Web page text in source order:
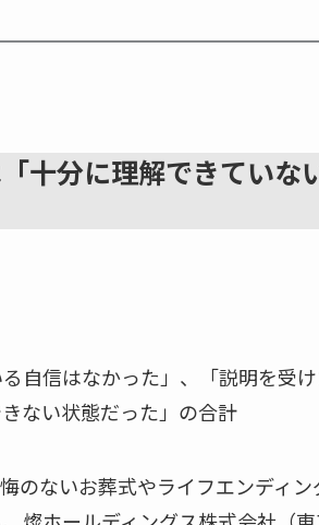
分に理解できていな
自信はなかった」、「説明を受
ない状態だった」の合計
のないお葬式やライフエンディ